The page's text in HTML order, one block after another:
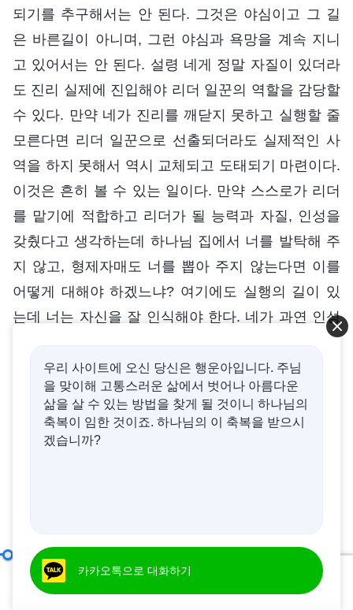
되기를 추구해서는 안 된다. 그것은 야심이고 그 길
은 바른길이 아니며, 그런 야심과 욕망을 계속 지니
고 있어서는 안 된다. 설령 네게 정말 자질이 있더라
도 진리 실제에 진입해야 리더 일꾼의 역할을 감당할
수 있다. 만약 네가 진리를 깨닫지 못하고 실행할 줄
모른다면 리더 일꾼으로 선출되더라도 실제적인 사
역을 하지 못해서 역시 교체되고 도태되기 마련이다.
이것은 흔히 볼 수 있는 일이다. 만약 스스로가 리더
를 맡기에 적합하고 리더가 될 능력과 자질, 인성을
갖췄다고 생각하는데 하나님 집에서 너를 발탁해 주
지 않고, 형제자매도 너를 뽑아 주지 않는다면 이를
어떻게 대해야 하겠느냐? 여기에도 실행의 길이 있
는데 너는 자신을 잘 인식해야 한다. 네가 과연 인성
면에 문제가 있는 것인지 아니면 어떤 패괴 성품을
드러내서 사람으로 하여금 혐오감을 자아내게 하는
것인지, 스스로가 진리 실제를 갖추지 않아서 사람들
이 인정하지 않는 것인지 아니면 본분 이행이 기준에
미치지 못한 것인지 살펴야 한다. 이 몇 가지 측면을
진리 실제에 진입해서 변화하고 성장하려고 노력하
는 모습을 보여 줘야 한다. 그래서 주변 사람들 입에
서 이런 말이 나오게 해야 한다. “요즘 저 사람은 전보
우리 사이트에 오신 당신은 행운아입니다. 주님
을 맞이해 고통스러운 삶에서 벗어나 아름다운
삶을 살 수 있는 방법을 찾게 될 것이니 하나님의
축복이 임한 것이죠. 하나님의 이 축복을 받으시
겠습니까?
카카오톡으로 대화하기
리더 일꾼의 직책(6)제 1 부